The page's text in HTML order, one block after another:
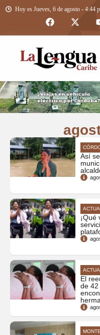
Hoy es Jueves, 6 de agosto - 4:44
Así
¡Qué
El
de 42